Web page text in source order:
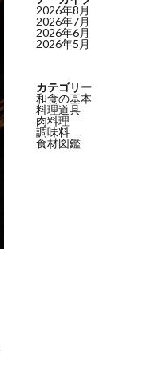
2026年8月
2026年7月
2026年6月
2026年5月
カテゴリー
和食の基本
料理道具
肉料理
調味料
食材図鑑